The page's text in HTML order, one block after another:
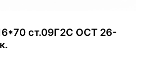
ст.09Г2С ОСТ 26-